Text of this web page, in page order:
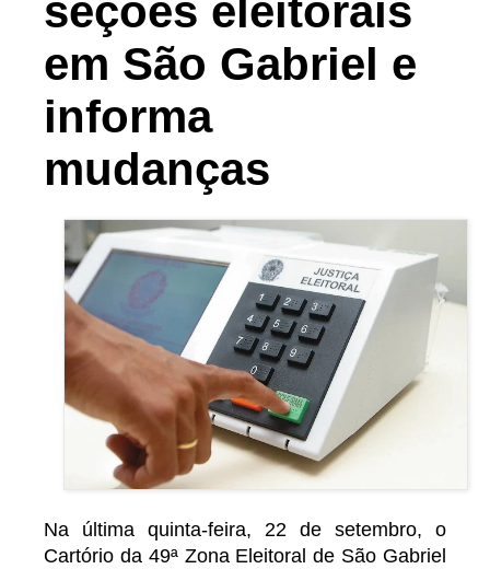
seções eleitorais
em São Gabriel e
informa
mudanças
Na última quinta-feira, 22 de setembro, o
Cartório da 49ª Zona Eleitoral de São Gabriel